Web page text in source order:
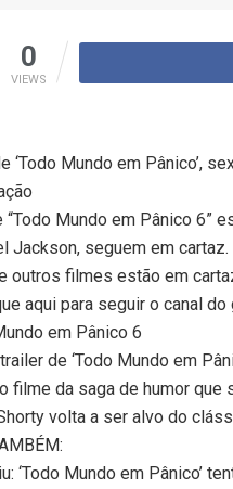
0
VIEWS
‘Todo Mundo em Pânico’,
“Todo Mundo em Pânico 6”
Jackson, seguem em cartaz.
outros filmes estão em
aqui para seguir o canal
em Pânico 6
de ‘Todo Mundo em
filme da saga de humor
volta a ser alvo do
‘Todo Mundo em Pânico’